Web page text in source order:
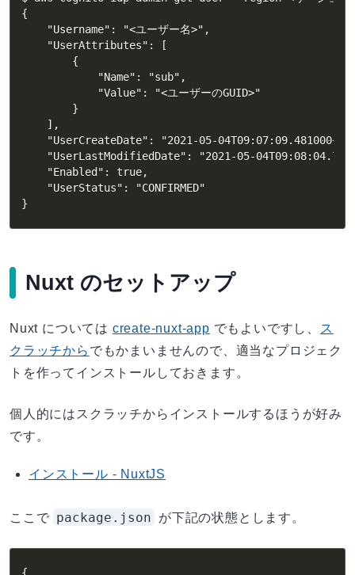
{
    "Username": "<ユーザー名>",
    "UserAttributes": [
        {
            "Name": "sub",
            "Value": "<ユーザーのGUID>"
        }
    ],
"UserCreateDate": "2021-05-
"UserLastModifiedDate": "2021-05-
    "Enabled": true,
    "UserStatus": "CONFIRMED"
}
Nuxt のセットアップ
Nuxt については create-nuxt-app でもよいですし、
ス
クラッチから でもかまいませんので、適当なプロジェク
トを作ってインストールしておきます。
個人的にはスクラッチからインストールするほうが好み
です。
インストール - NuxtJS
ここで package.json が下記の状態とします。